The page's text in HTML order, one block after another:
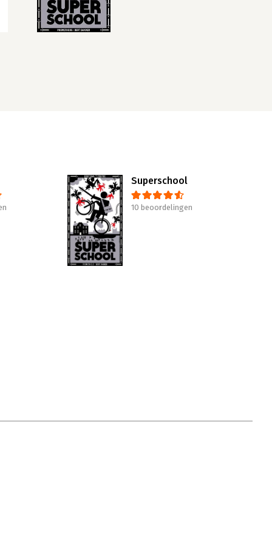
Superschool
10 beoordelingen